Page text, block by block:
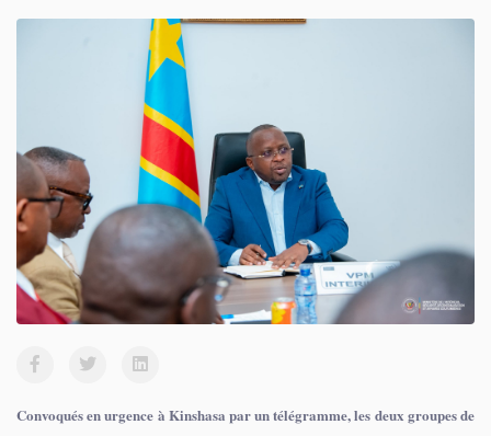
Convoqués en urgence à Kinshasa par un télégramme, les deux groupes de